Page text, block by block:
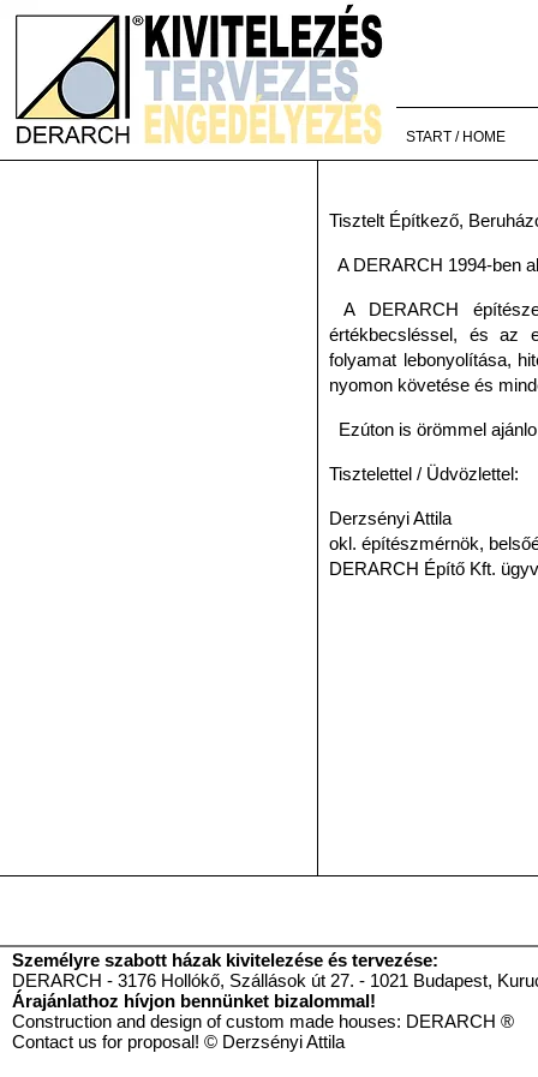
START / HOME
Tisztelt Építkező,
A DERARCH 1994-ben
A DERARCH
értékbecsléssel, és az
folyamat lebonyolítása,
nyomon követése és
Ezúton is örömmel
Tisztelettel / Üdvözlettel:
Derzsényi Attila
okl. építészmérnök,
DERARCH Építő Kft.
Személyre szabott házak kivitelezése és tervezése:
DERARCH - 3176 Hollókő, Szállások út 27. - 1021 Budapest,
Árajánlathoz hívjon bennünket bizalommal!
Construction and design of custom made houses:
Contact us for proposal! © Derzsényi Attila